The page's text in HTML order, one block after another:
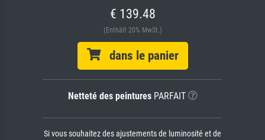
€ 139.48
(Enthält 20% MwSt.)
dans le panier
Netteté des peinturesPARFAIT
Si vous souhaitez des ajustements de luminosité et de